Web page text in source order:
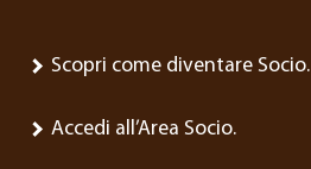
Scopri come diventare Socio.
Accedi all’Area Socio.